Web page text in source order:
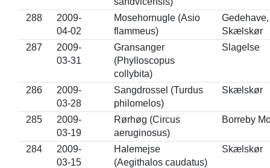
288
2009-
04-02
Mosehornugle (Asio
flammeus)
Gedehave,
Skælskør
287
2009-
03-31
Gransanger
(Phylloscopus
collybita)
Slagelse
286
2009-
03-28
Sangdrossel (Turdus
philomelos)
Skælskør
285
2009-
03-19
Rørhøg (Circus
aeruginosus)
Borreby
284
2009-
03-15
Halemejse
(Aegithalos caudatus)
Skælskør